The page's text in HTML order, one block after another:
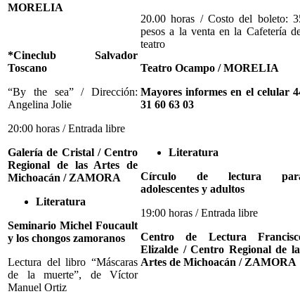
MORELIA
*Cineclub Salvador
Toscano
“By the sea” / Dirección:
Angelina Jolie
20:00 horas / Entrada libre
Galería de Cristal / Centro
Regional de las Artes de
Michoacán / ZAMORA
Literatura
Seminario Michel Foucault
y los chongos zamoranos
Lectura del libro “Máscaras
de la muerte”, de Víctor
Manuel Ortiz
20.00 horas / Costo del boleto:
pesos a la venta en la Cafetería
teatro
Teatro Ocampo / MORELIA
Mayores informes en el celular
31 60 63 03
Literatura
Círculo de lectura
adolescentes y adultos
19:00 horas / Entrada libre
Centro de Lectura
Elizalde / Centro Regional de
Artes de Michoacán / ZAMORA